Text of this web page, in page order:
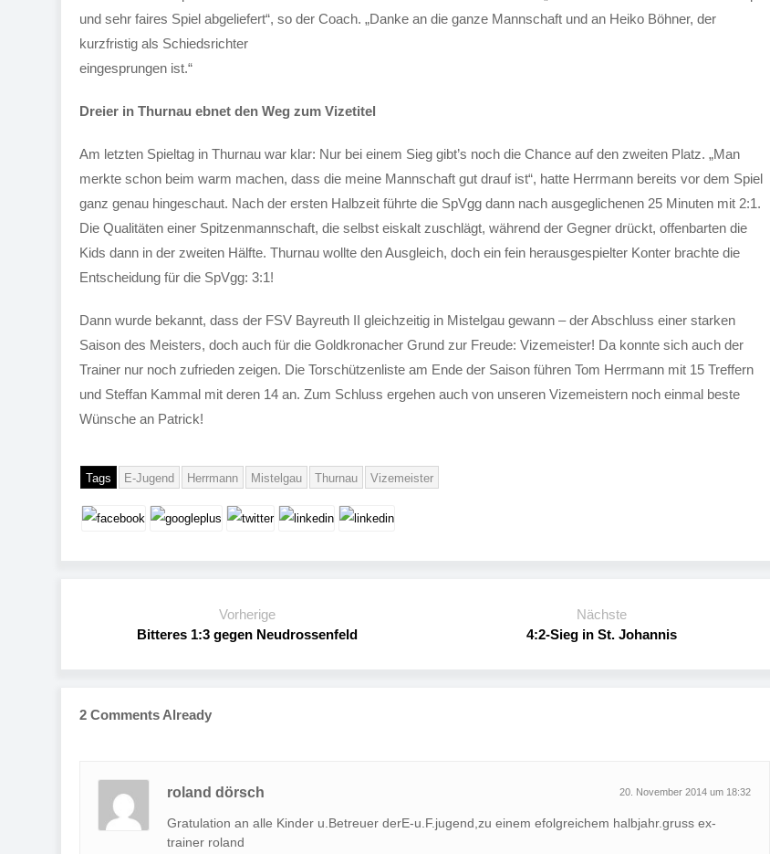
und sehr faires Spiel abgeliefert“, so der Coach. „Danke an die ganze Mannschaft und an Heiko Böhner, der
kurzfristig als Schiedsrichter
eingesprungen ist.“
Dreier in Thurnau ebnet den Weg zum Vizetitel
Am letzten Spieltag in Thurnau war klar: Nur bei einem Sieg gibt’s noch die Chance auf den zweiten Platz. „Man
merkte schon beim warm machen, dass die meine Mannschaft gut drauf ist“, hatte Herrmann bereits vor dem Spiel
ganz genau hingeschaut. Nach der ersten Halbzeit führte die SpVgg dann nach ausgeglichenen 25 Minuten mit 2:1.
Die Qualitäten einer Spitzenmannschaft, die selbst eiskalt zuschlägt, während der Gegner drückt, offenbarten die
Kids dann in der zweiten Hälfte. Thurnau wollte den Ausgleich, doch ein fein herausgespielter Konter brachte die
Entscheidung für die SpVgg: 3:1!
Dann wurde bekannt, dass der FSV Bayreuth II gleichzeitig in Mistelgau gewann – der Abschluss einer starken
Saison des Meisters, doch auch für die Goldkronacher Grund zur Freude: Vizemeister! Da konnte sich auch der
Trainer nur noch zufrieden zeigen. Die Torschützenliste am Ende der Saison führen Tom Herrmann mit 15 Treffern
und Steffan Kammal mit deren 14 an. Zum Schluss ergehen auch von unseren Vizemeistern noch einmal beste
Wünsche an Patrick!
Tags E-Jugend Herrmann Mistelgau Thurnau Vizemeister
Vorherige
Bitteres 1:3 gegen Neudrossenfeld
Nächste
4:2-Sieg in St. Johannis
2 Comments Already
roland dörsch 20. November 2014 um 18:32
Gratulation an alle Kinder u.Betreuer derE-u.F.jugend,zu einem efolgreichem halbjahr.gruss ex-
trainer roland